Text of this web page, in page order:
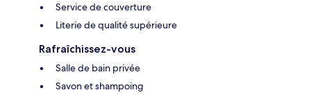
Service de couverture
Literie de qualité supérieure
Rafraîchissez-vous
Salle de bain privée
Savon et shampoing